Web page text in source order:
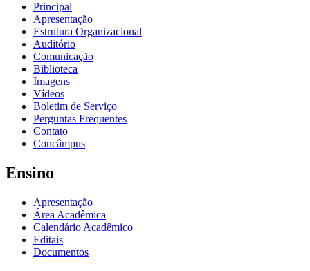
Principal
Apresentação
Estrutura Organizacional
Auditório
Comunicação
Biblioteca
Imagens
Vídeos
Boletim de Serviço
Perguntas Frequentes
Contato
Concâmpus
Ensino
Apresentação
Área Acadêmica
Calendário Acadêmico
Editais
Documentos